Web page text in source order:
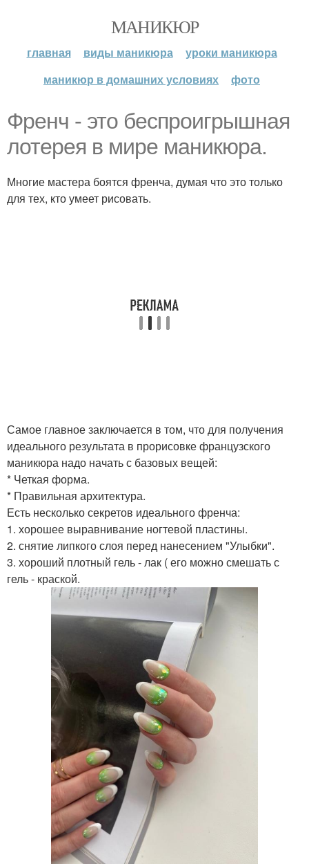
МАНИКЮР
главная виды маникюра
уроки маникюра
маникюр в домашних условиях
фото
Френч - это беспроигрышная
лотерея в мире маникюра.
Многие мастера боятся френча, думая что это только
для тех, кто умеет рисовать.
Самое главное заключается в том, что для получения
идеального результата в прорисовке французского
маникюра надо начать с базовых вещей:
* Четкая форма.
* Правильная архитектура.
Есть несколько секретов идеального френча:
1. хорошее выравнивание ногтевой пластины.
2. снятие липкого слоя перед нанесением "Улыбки".
3. хороший плотный гель - лак ( его можно смешать с
гель - краской.